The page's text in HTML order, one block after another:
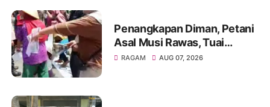
Penangkapan Diman, Petani
Asal Musi Rawas, Tuai
Sorotan Warga
RAGAM AUG 07, 2026